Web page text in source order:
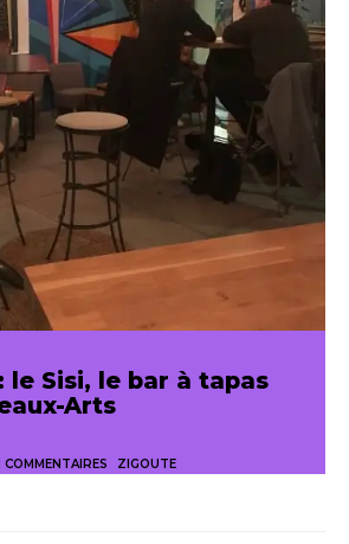
le Sisi, le bar à tapas
Arts
COMMENTAIRES ZIGOUTE